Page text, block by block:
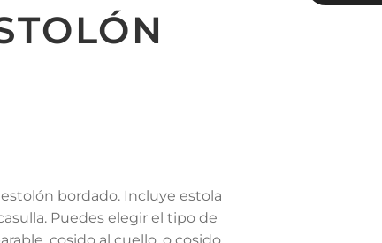
bordado. Incluye estola
Puedes elegir el tipo de
US